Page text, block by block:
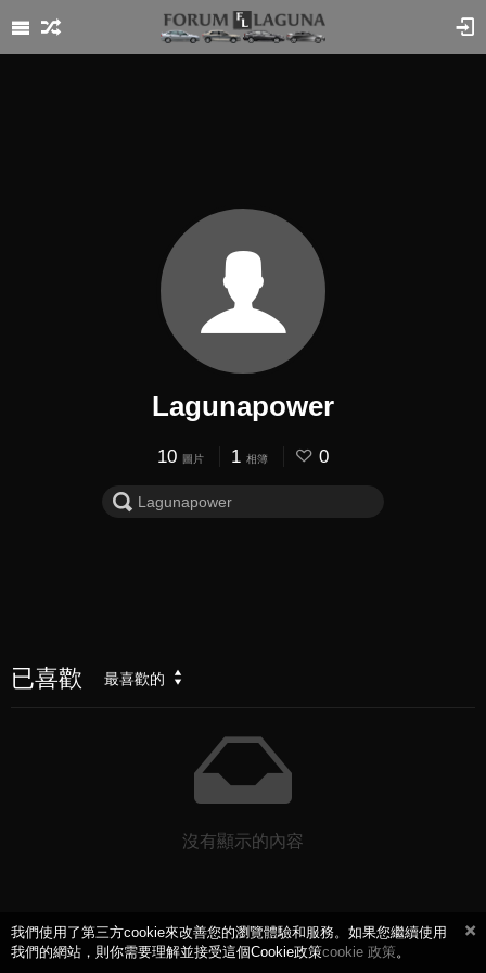
Lagunapower
10 圖片 1 相簿 0
已喜歡 最喜歡的
沒有顯示的內容
我們使用了第三方cookie來改善您的瀏覽體驗和服務。如果您繼續使用
我們的網站，則你需要理解並接受這個Cookie政策cookie 政策。